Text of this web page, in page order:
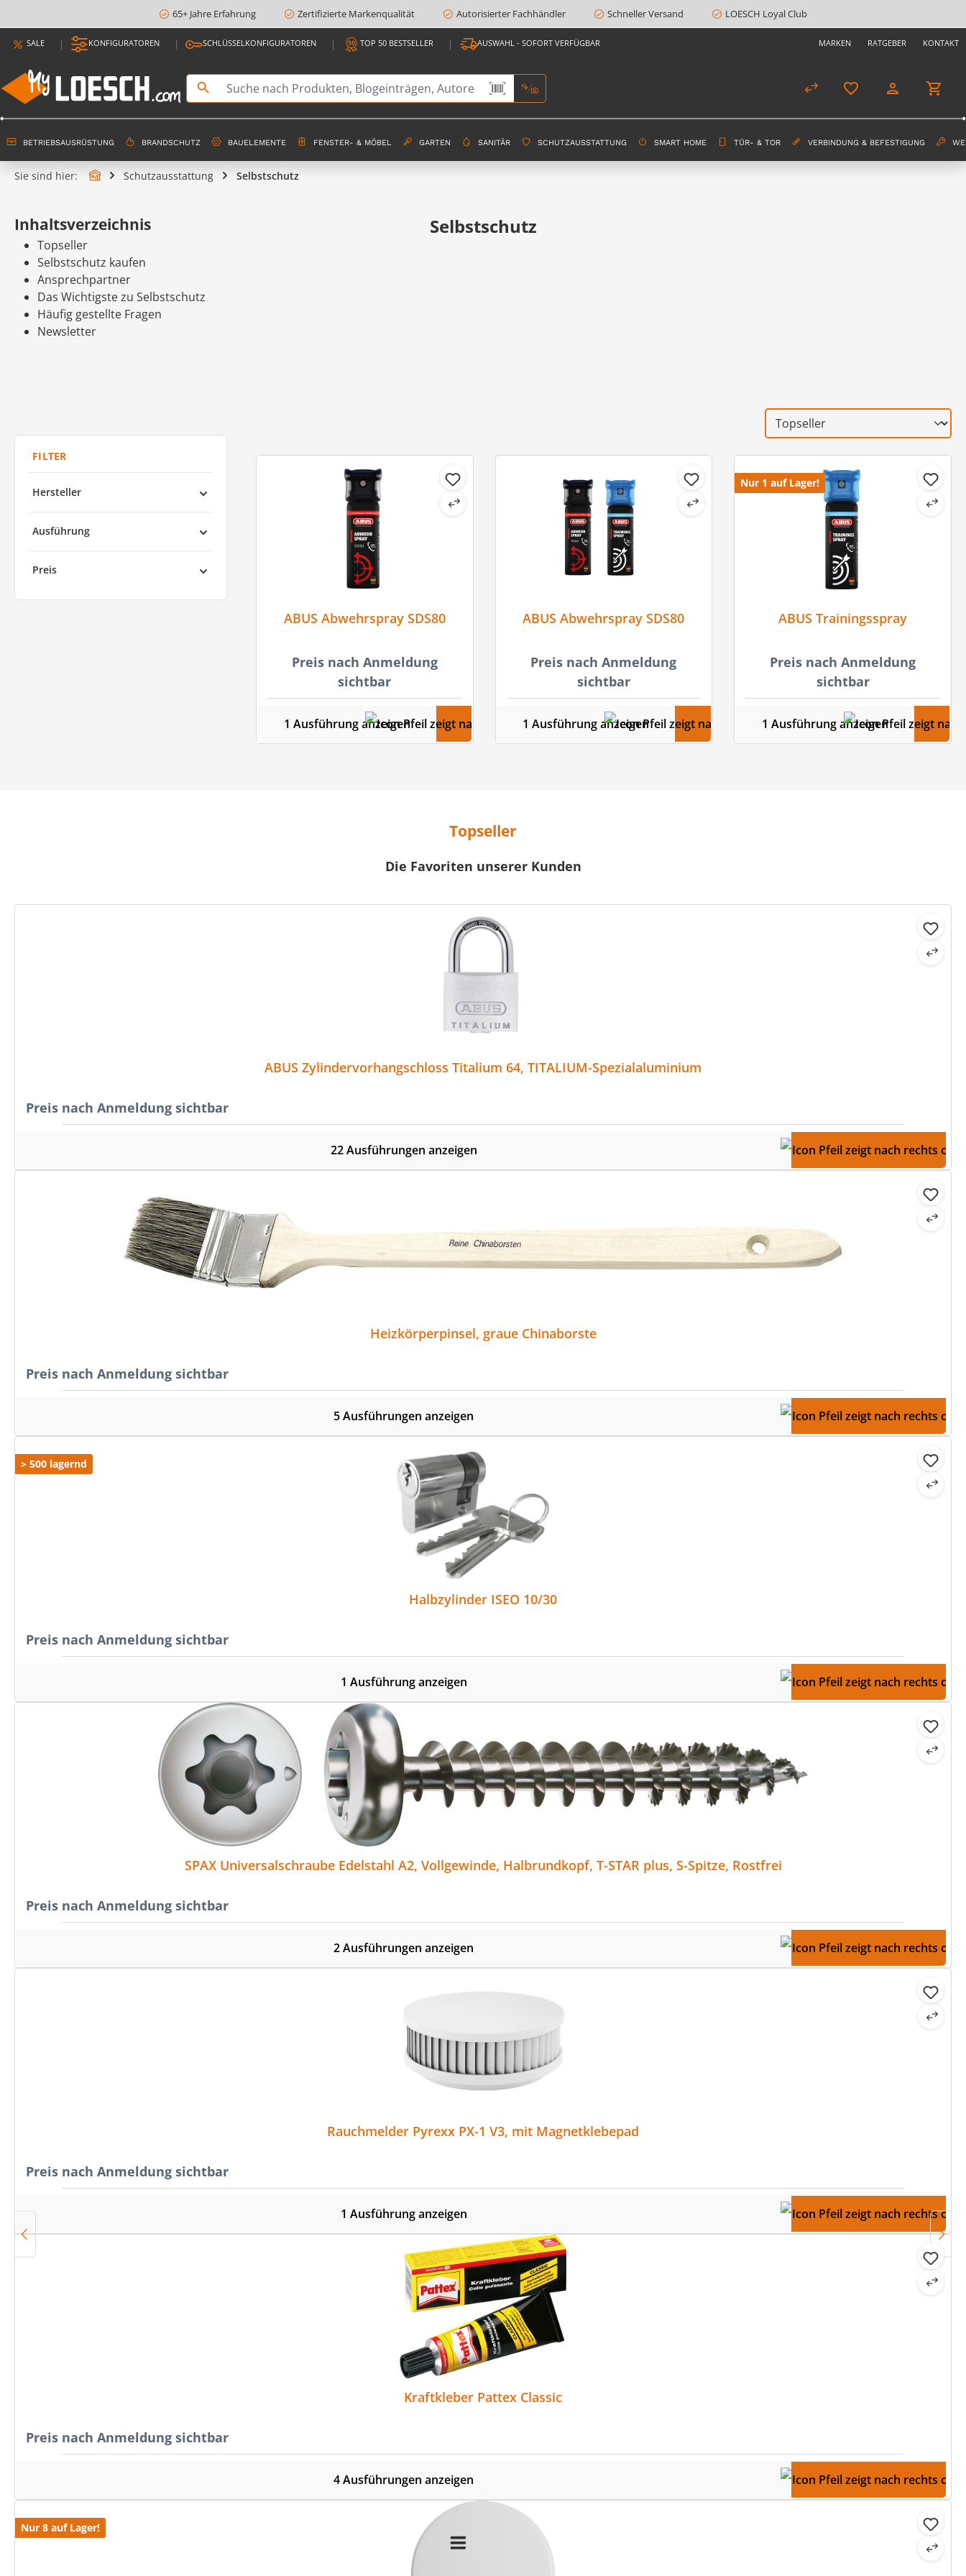
Zur Hauptnavigation springen
65+ Jahre Erfahrung Zertifizierte Markenqualität Autorisierter Fachhändler Schneller Versand LOESCH Loyal Club
SALE KONFIGURATOREN SCHLÜSSELKONFIGURATOREN TOP 50 BESTSELLER AUSWAHL - SOFORT VERFÜGBAR MARKEN RATGEBER KONTAKT
BETRIEBSAUSRÜSTUNG BRANDSCHUTZ BAUELEMENTE FENSTER- & MÖBEL GARTEN SANITÄR SCHUTZAUSSTATTUNG SMART HOME TÜR- & TOR VERBINDUNG & BEFESTIGUNG
Sie sind hier: Schutzausstattung Selbstschutz
Inhaltsverzeichnis
Topseller
Selbstschutz kaufen
Ansprechpartner
Das Wichtigste zu Selbstschutz
Häufig gestellte Fragen
Newsletter
Selbstschutz
Hersteller
Ausführung
Preis
ABUS Abwehrspray SDS80
Preis nach Anmeldung
sichtbar
1 Ausführung anzeigen
ABUS Abwehrspray SDS80
Preis nach Anmeldung
sichtbar
1 Ausführung anzeigen
Nur 1 auf Lager!
ABUS Trainingsspray
Preis nach Anmeldung
sichtbar
1 Ausführung anzeigen
Topseller
Die Favoriten unserer Kunden
ABUS Zylindervorhangschloss Titalium 64, TITALIUM-Spezialaluminium
Preis nach Anmeldung sichtbar
22 Ausführungen anzeigen
Heizkörperpinsel, graue Chinaborste
Preis nach Anmeldung sichtbar
5 Ausführungen anzeigen
> 500 lagernd
Halbzylinder ISEO 10/30
Preis nach Anmeldung sichtbar
1 Ausführung anzeigen
SPAX Universalschraube Edelstahl A2, Vollgewinde, Halbrundkopf, T-STAR plus, S-Spitze, Rostfrei
Preis nach Anmeldung sichtbar
2 Ausführungen anzeigen
Rauchmelder Pyrexx PX-1 V3, mit Magnetklebepad
Preis nach Anmeldung sichtbar
1 Ausführung anzeigen
Kraftkleber Pattex Classic
Preis nach Anmeldung sichtbar
4 Ausführungen anzeigen
Nur 8 auf Lager!